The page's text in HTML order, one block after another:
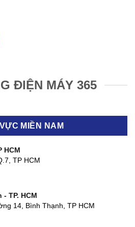
ĐIỆN MÁY 365
MIỀN NAM
HCM
TP HCM
TP. HCM
14, Bình Thạnh, TP HCM